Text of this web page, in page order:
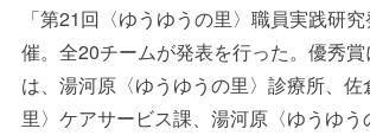
「第21回〈ゆうゆうの里〉職員実践研
催。全20チームが発表を行った。優秀
は、湯河原〈ゆうゆうの里〉診療所、
里〉ケアサービス課、湯河原〈ゆうゆう